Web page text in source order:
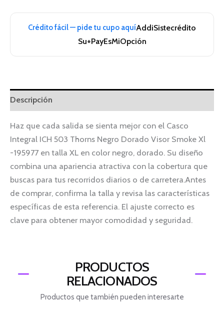
Crédito fácil — pide tu cupo aquíAddiSistecrédito
Su+PayEsMiOpción
Descripción
Haz que cada salida se sienta mejor con el Casco
Integral ICH 503 Thorns Negro Dorado Visor Smoke Xl
-195977 en talla XL en color negro, dorado. Su diseño
combina una apariencia atractiva con la cobertura que
buscas para tus recorridos diarios o de carretera.Antes
de comprar, confirma la talla y revisa las características
específicas de esta referencia. El ajuste correcto es
clave para obtener mayor comodidad y seguridad.
PRODUCTOS
RELACIONADOS
Productos que también pueden interesarte